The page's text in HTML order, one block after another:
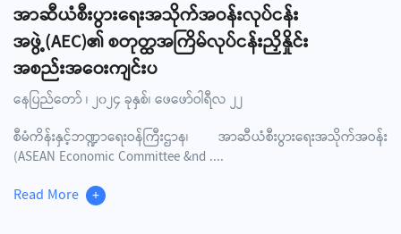
အာဆီယံစီးပွားရေးအသိုက်အဝန်းလုပ်ငန်း
အဖွဲ့(AEC)၏ စတုတ္ထအကြိမ်လုပ်ငန်းညှိနှိုင်း
အစည်းအဝေးကျင်းပ
နေပြည်တော် ၊ ၂၀၂၄ ခုနှစ်၊ ဖေဖော်ဝါရီလ ၂၂
စီမံကိန်းနှင့်ဘဏ္ဍာရေးဝန်ကြီးဌာန၊ အာဆီယံစီးပွားရေးအသိုက်အဝန်း
(ASEAN Economic Committee &nd ....
Read More +